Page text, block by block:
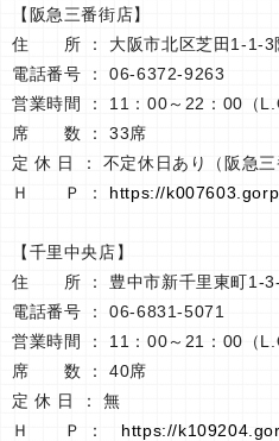
【阪急三番街店】
住 所 ： 大阪市北区芝田1-1-
電話番号 ： 06-6372-9263
営業時間 ： 11：00～22：00（
席 数 ： 33席
定 休 日 ： 不定休日あり（阪急三
Ｈ Ｐ ： https://
【千里中央店】
住 所 ： 豊中市新千里東町1-3-
電話番号 ： 06-6831-5071
営業時間 ： 11：00～21：00（
席 数 ： 40席
定 休 日 ： 無
Ｈ Ｐ ： https://